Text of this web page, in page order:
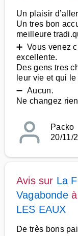
Un plaisir
Un tres bon
meilleure
➕ Vous venez
excellente.
Des gens tres
leur vie et qui
➖ Aucun.
Ne changez rien
Packo
20/11/
Avis sur La
Vagabondeà
LES EAUX
De très bons